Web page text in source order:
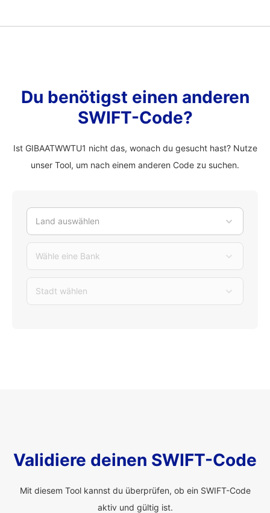
Du benötigst einen anderen
SWIFT-Code?
Ist GIBAATWWTU1 nicht das, wonach du gesucht hast? Nutze
unser Tool, um nach einem anderen Code zu suchen.
Land auswählen
Wähle eine Bank
Stadt wählen
Validiere deinen SWIFT-Code
Mit diesem Tool kannst du überprüfen, ob ein SWIFT-Code
aktiv und gültig ist.